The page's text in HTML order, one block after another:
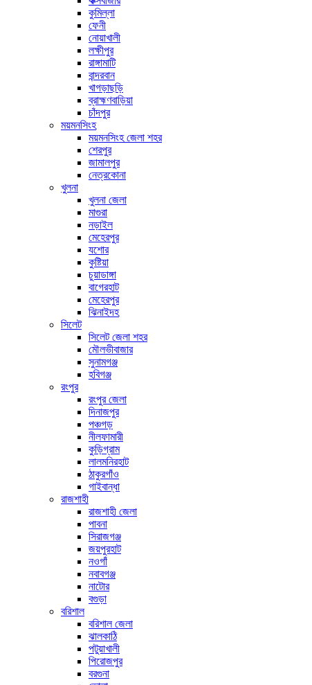
কুমিল্লা
ফেনী
নোয়াখালী
লক্ষীপুর
রাঙ্গামাটি
বান্দরবান
খাগড়াছড়ি
ব্রাহ্মণবাড়িয়া
চাঁদপুর
ময়মনসিংহ
ময়মনসিংহ জেলা শহর
শেরপুর
জামালপুর
নেত্রকোনা
খুলনা
খুলনা জেলা
মাগুরা
নড়াইল
মেহেরপুর
যশোর
কুষ্টিয়া
চুয়াডাঙ্গা
বাগেরহাট
মেহেরপুর
ঝিনাইদহ
সিলেট
সিলেট জেলা শহর
মৌলভীবাজার
সুনামগঞ্জ
হবিগঞ্জ
রংপুর
রংপুর জেলা
দিনাজপুর
পঞ্চগড়
নীলফামারী
কুড়িগ্রাম
লালমনিরহাট
ঠাকুরগাঁও
গাইবান্ধা
রাজশাহী
রাজশাহী জেলা
পাবনা
সিরাজগঞ্জ
জয়পুরহাট
নওগাঁ
নবাবগঞ্জ
নাটোর
বগুড়া
বরিশাল
বরিশাল জেলা
ঝালকাঠি
পটুয়াখালী
পিরোজপুর
বরগুনা